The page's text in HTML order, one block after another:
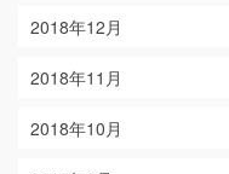
2018年12月
2018年11月
2018年10月